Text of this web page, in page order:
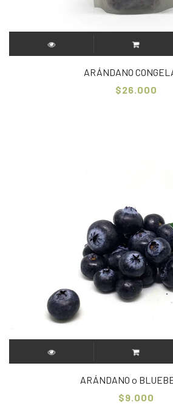
ARÁNDANO
$26.000
ARÁNDANO o
$9.000